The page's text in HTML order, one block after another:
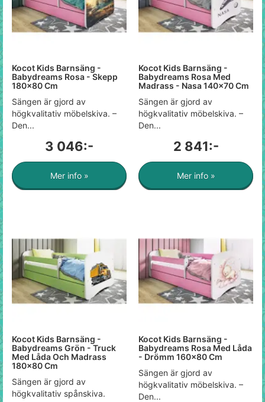
Kocot Kids Barnsäng -
Babydreams Rosa - Skepp
180x80 Cm
Sängen är gjord av
högkvalitativ möbelskiva. –
Den...
3 046:-
Mer info »
Kocot Kids Barnsäng -
Babydreams Rosa Med
Madrass - Nasa 140x70 Cm
Sängen är gjord av
högkvalitativ möbelskiva. –
Den...
2 841:-
Mer info »
Kocot Kids Barnsäng -
Babydreams Grön - Truck
Med Låda Och Madrass
180x80 Cm
Sängen är gjord av
högkvalitativ spånskiva.
Kocot Kids Barnsäng -
Babydreams Rosa Med Låda
- Drömm 160x80 Cm
Sängen är gjord av
högkvalitativ möbelskiva. –
Den...